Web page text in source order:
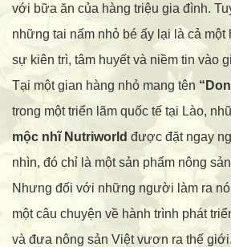
với bữa ăn của hàng triệu gia đình.
những tai nấm nhỏ bé ấy lại là cả một
sự kiên trì, tâm huyết và niềm tin vào
Tại một gian hàng nhỏ mang tên
trong một triển lãm quốc tế tại Lào,
mộc nhĩ Nutriworld được đặt ngay
nhìn, đó chỉ là một sản phẩm nông
Nhưng đối với những người làm ra
một câu chuyện về hành trình phát
và đưa nông sản Việt vươn ra thế giới.